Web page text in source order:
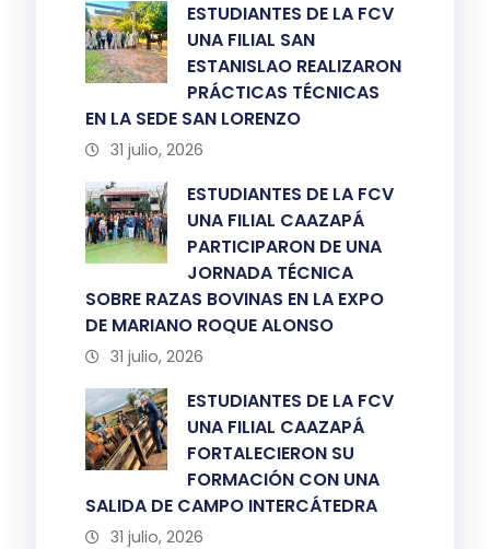
ESTUDIANTES DE LA FCV
UNA FILIAL SAN
ESTANISLAO REALIZARON
PRÁCTICAS TÉCNICAS
EN LA SEDE SAN LORENZO
31 julio, 2026
ESTUDIANTES DE LA FCV
UNA FILIAL CAAZAPÁ
PARTICIPARON DE UNA
JORNADA TÉCNICA
SOBRE RAZAS BOVINAS EN LA EXPO
DE MARIANO ROQUE ALONSO
31 julio, 2026
ESTUDIANTES DE LA FCV
UNA FILIAL CAAZAPÁ
FORTALECIERON SU
FORMACIÓN CON UNA
SALIDA DE CAMPO INTERCÁTEDRA
31 julio, 2026